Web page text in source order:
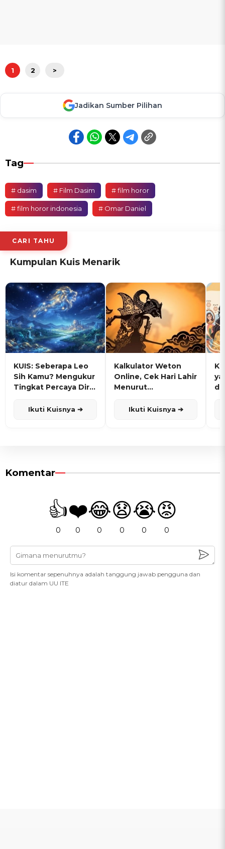
1 2 >
Jadikan Sumber Pilihan
Tag
# dasim # Film Dasim # film horor
# film horor indonesia # Omar Daniel
CARI TAHU
Kumpulan Kuis Menarik
KUIS: Seberapa Leo
Sih Kamu? Mengukur
Tingkat Percaya Diri
Ikuti Kuisnya ➔
Kalkulator Weton
Online, Cek Hari Lahir
Menurut
Ikuti Kuisnya ➔
Komentar
👍
0
❤️
0
😂
0
😧
0
😭
0
😡
0
Isi komentar sepenuhnya adalah tanggung jawab pengguna dan
diatur dalam UU ITE